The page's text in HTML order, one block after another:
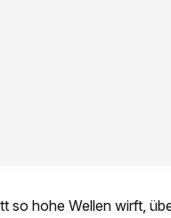
so hohe Wellen wirft,